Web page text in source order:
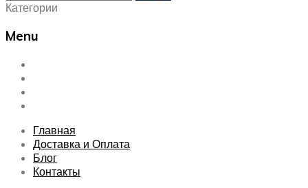
Категории
Menu
Skip
content
Главная
Доставка и Оплата
Блог
Контакты